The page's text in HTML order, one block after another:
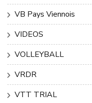
VB Pays Viennois
VIDEOS
VOLLEYBALL
VRDR
VTT TRIAL